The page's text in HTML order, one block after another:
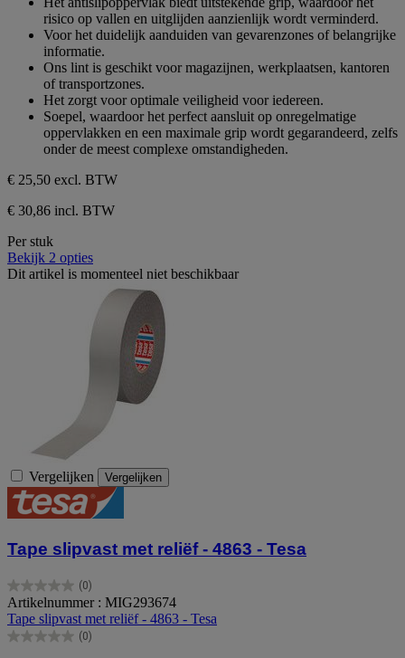
sterren.risico op vallen en uitglijden aanzienlijk wordt verminderd.
Voor het duidelijk aanduiden van gevarenzones of belangrijke
informatie.
Ons lint is geschikt voor magazijnen, werkplaatsen, kantoren
of transportzones.
Het zorgt voor optimale veiligheid voor iedereen.
Soepel, waardoor het perfect aansluit op onregelmatige
oppervlakken en een maximale grip wordt gegarandeerd, zelfs
onder de meest complexe omstandigheden.
€ 25,50 excl. BTW
€ 30,86 incl. BTW
Per stuk
Bekijk 2 opties
Dit artikel is momenteel niet beschikbaar
Vergelijken Vergelijken
Tape slipvast met reliëf - 4863 - Tesa
(0)
0.0
van
de
5
Artikelnummer : MIG293674
Tape slipvast met reliëf - 4863 - Tesa
(0)
0.0